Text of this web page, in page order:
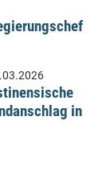
in